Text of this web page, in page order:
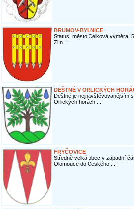
BRUMOV-BYLNICE
Status: město Celková výměra:
Zlín ...
DEŠTNÉ V ORLICKÝCH
Deštné je nejnavštěvovanějším
Orlických horách ...
FRYČOVICE
Středně velká obec v západní
Olomouce do Českého ...